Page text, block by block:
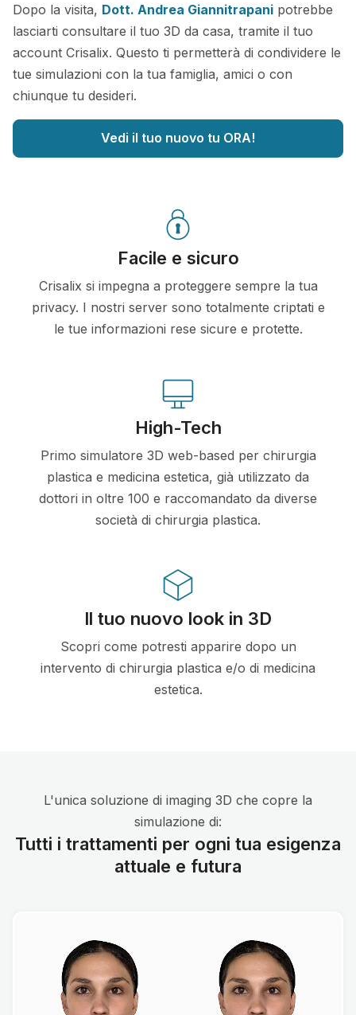
Dopo la visita, Dott. Andrea Giannitrapani potrebbe
lasciarti consultare il tuo 3D da casa, tramite il tuo
account Crisalix. Questo ti permetterà di condividere le
tue simulazioni con la tua famiglia, amici o con
chiunque tu desideri.
Vedi il tuo nuovo tu ORA!
Facile e sicuro
Crisalix si impegna a proteggere sempre la tua
privacy. I nostri server sono totalmente criptati e
le tue informazioni rese sicure e protette.
High-Tech
Primo simulatore 3D web-based per chirurgia
plastica e medicina estetica, già utilizzato da
dottori in oltre 100 e raccomandato da diverse
società di chirurgia plastica.
Il tuo nuovo look in 3D
Scopri come potresti apparire dopo un
intervento di chirurgia plastica e/o di medicina
estetica.
L'unica soluzione di imaging 3D che copre la
simulazione di:
Tutti i trattamenti per ogni tua esigenza
attuale e futura